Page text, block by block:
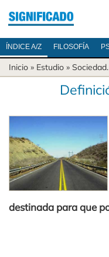
ÍNDICE A/Z FILOSOFÍA
Inicio » Estudio » Sociedad.
destinada para que